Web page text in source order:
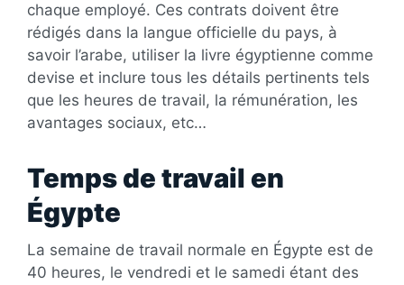
chaque employé. Ces contrats doivent être
rédigés dans la langue officielle du pays, à
savoir l’arabe, utiliser la livre égyptienne comme
devise et inclure tous les détails pertinents tels
que les heures de travail, la rémunération, les
avantages sociaux, etc…
Temps de travail en
Égypte
La semaine de travail normale en Égypte est de
40 heures, le vendredi et le samedi étant des